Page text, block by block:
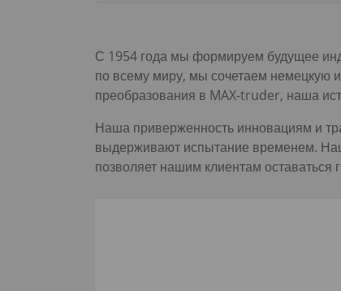
С 1954 года мы формируем будущее
по всему миру, мы сочетаем немецкую
преобразования в MAX-truder, наша
Наша приверженность инновациям и
выдерживают испытание временем.
позволяет нашим клиентам